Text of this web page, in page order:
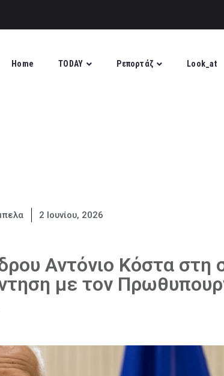
Home TODAY Ρεπορτάζ Look_at
2 Ιουνίου, 2026
Αντόνιο Κόστα στη
με τον